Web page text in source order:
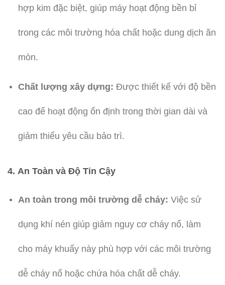
hợp kim đặc biệt, giúp máy hoạt động bền bỉ
trong các môi trường hóa chất hoặc dung dịch ăn
mòn.
Chất lượng xây dựng: Được thiết kế với độ bền
cao để hoạt động ổn định trong thời gian dài và
giảm thiểu yêu cầu bảo trì.
4. An Toàn và Độ Tin Cậy
An toàn trong môi trường dễ cháy: Việc sử
dụng khí nén giúp giảm nguy cơ cháy nổ, làm
cho máy khuấy này phù hợp với các môi trường
dễ cháy nổ hoặc chứa hóa chất dễ cháy.